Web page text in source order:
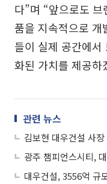
다”며 “앞으로도
품을 지속적으로 개
들이 실제 공간에서
화된 가치를 제공하
관련 뉴스
대우건설, 3556억 규